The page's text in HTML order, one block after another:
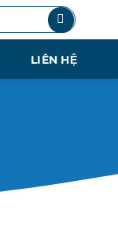
LIÊN HỆ